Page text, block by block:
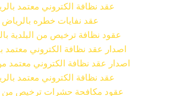
عقد نظافة الكتروني معتمد
عقد نفايات خطره بالرياض
عقود نظافة ترخيص من البلدية
اصدار عقد نظافة الكتروني معتمد
اصدار عقد نظافة الكتروني معتمد
عقد نظافة الكتروني معتمد
عقود مكافحة حشرات ترخيص من